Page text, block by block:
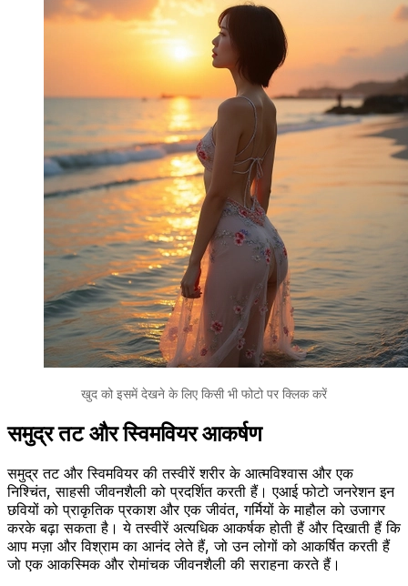
खुद को इसमें देखने के लिए किसी भी फोटो पर क्लिक करें
समुद्र तट और स्विमवियर आकर्षण
समुद्र तट और स्विमवियर की तस्वीरें शरीर के आत्मविश्वास और एक
निश्चिंत, साहसी जीवनशैली को प्रदर्शित करती हैं। एआई फोटो जनरेशन इन
छवियों को प्राकृतिक प्रकाश और एक जीवंत, गर्मियों के माहौल को उजागर
करके बढ़ा सकता है। ये तस्वीरें अत्यधिक आकर्षक होती हैं और दिखाती हैं कि
आप मज़ा और विश्राम का आनंद लेते हैं, जो उन लोगों को आकर्षित करती हैं
जो एक आकस्मिक और रोमांचक जीवनशैली की सराहना करते हैं।